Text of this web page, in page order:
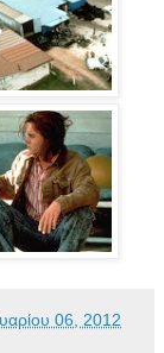
06, 2012